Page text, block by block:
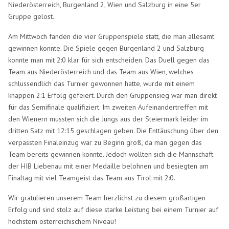
Niederösterreich, Burgenland 2, Wien und Salzburg in eine 5er
Gruppe gelost.
Am Mittwoch fanden die vier Gruppenspiele statt, die man allesamt
gewinnen konnte. Die Spiele gegen Burgenland 2 und Salzburg
konnte man mit 2:0 klar für sich entscheiden. Das Duell gegen das
Team aus Niederösterreich und das Team aus Wien, welches
schlussendlich das Turnier gewonnen hatte, wurde mit einem
knappen 2:1 Erfolg gefeiert. Durch den Gruppensieg war man direkt
für das Semifinale qualifiziert. Im zweiten Aufeinandertreffen mit
den Wienern mussten sich die Jungs aus der Steiermark leider im
dritten Satz mit 12:15 geschlagen geben. Die Enttäuschung über den
verpassten Finaleinzug war zu Beginn groß, da man gegen das
Team bereits gewinnen konnte. Jedoch wollten sich die Mannschaft
der HIB Liebenau mit einer Medaille belohnen und besiegten am
Finaltag mit viel Teamgeist das Team aus Tirol mit 2:0.
Wir gratulieren unserem Team herzlichst zu diesem großartigen
Erfolg und sind stolz auf diese starke Leistung bei einem Turnier auf
höchstem österreichischem Niveau!